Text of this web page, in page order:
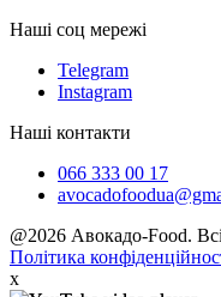
Наші соц мережі
Telegram
Instagram
Наші контакти
066 333 00 17
@2026 Авокадо-Food.
Політика
x